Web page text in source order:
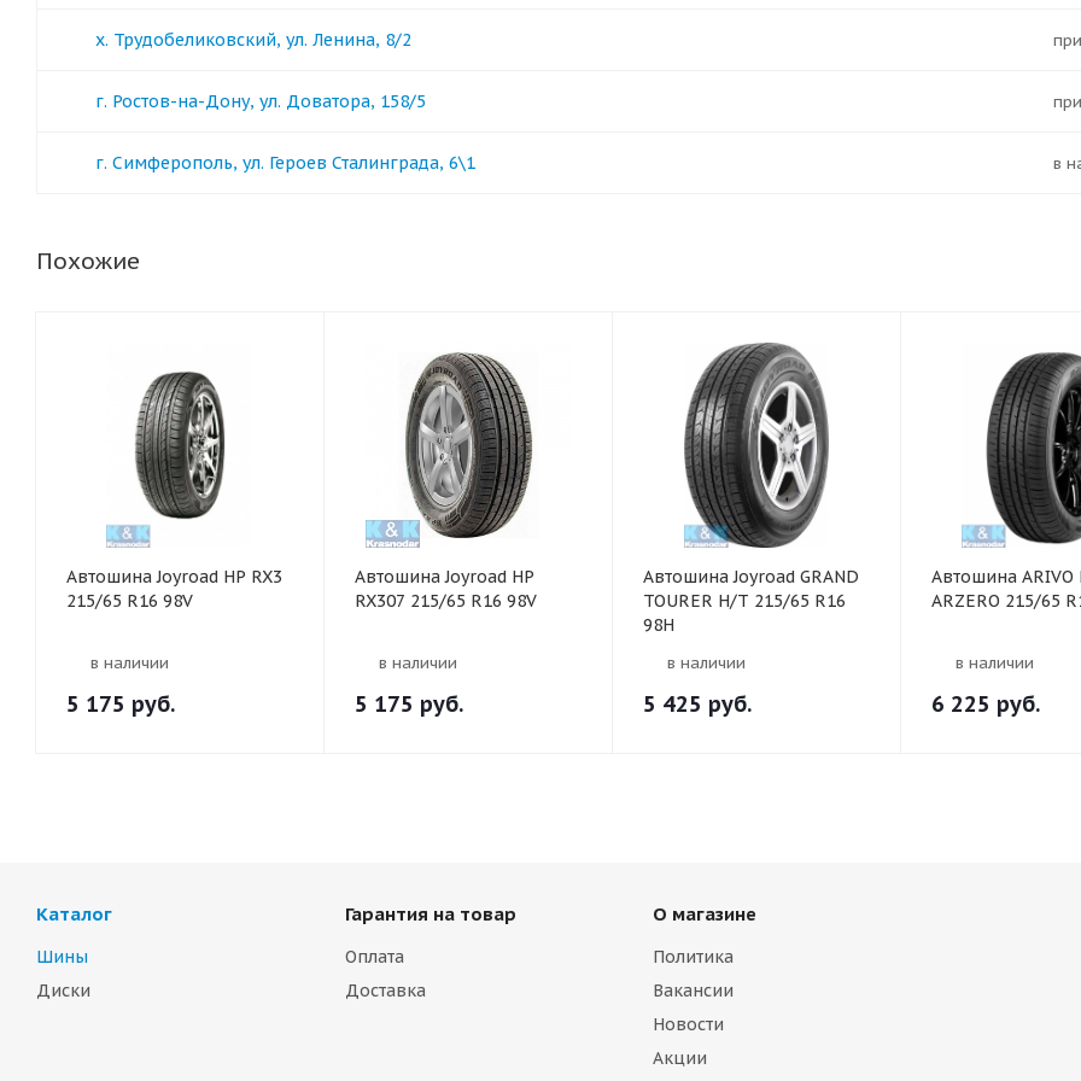
х. Трудобеликовский, ул. Ленина, 8/2
г. Ростов-на-Дону, ул. Доватора, 158/5
в
г. Симферополь, ул. Героев Сталинграда, 6\1
Похожие
Автошина Joyroad HP RX3
215/65 R16 98V
в наличии
5 175 руб.
Автошина Joyroad HP
RX307 215/65 R16 98V
в наличии
5 175 руб.
Автошина Joyroad GRAND
TOURER H/T 215/65 R16
98H
в наличии
5 425 руб.
Автошина ARIVO
ARZERO 215/65
в наличии
6 225 руб.
Каталог
Шины
Диски
Гарантия на товар
Оплата
Доставка
О магазине
Политика
Вакансии
Новости
Акции